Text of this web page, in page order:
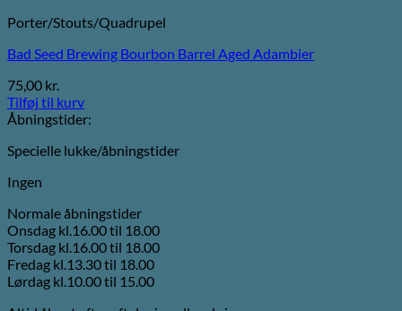
Porter/Stouts/Quadrupel
Bad Seed Brewing Bourbon Barrel Aged Adambier
75,00 kr.
Tilføj til kurv
Åbningstider:
Specielle lukke/åbningstider
Ingen
Normale åbningstider
Onsdag kl.16.00 til 18.00
Torsdag kl.16.00 til 18.00
Fredag kl.13.30 til 18.00
Lørdag kl.10.00 til 15.00